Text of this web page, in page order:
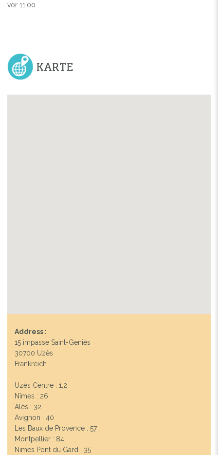
vor 11.00
KARTE
Address :
15 impasse Saint-Geniès
30700 Uzès
Frankreich
Uzès Centre : 1,2
Nîmes : 26
Alès : 32
Avignon : 40
Les Baux de Provence : 57
Montpellier : 84
Nimes Pont du Gard : 35